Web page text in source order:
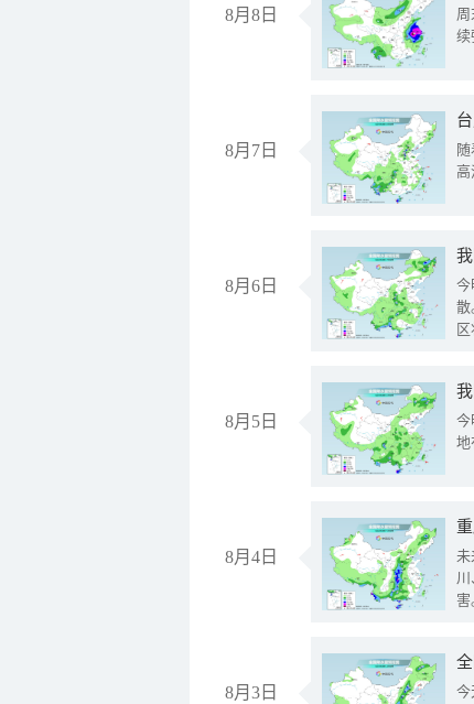
8月8日
续
8月7日
高
8月6日
今
散
8月5日
今
地
8月4日
未
害
8月3日
今